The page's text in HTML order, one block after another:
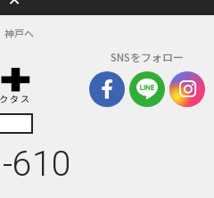
利用目的を特定して通知または公表
ん等を防止するために必要な 対策を
お客さま本人からの開示、訂正、削
お受けして、誠意をもって対応いたし
客さま情報の取り扱いをいたします。
神戸へ
SNSをフォロー
610